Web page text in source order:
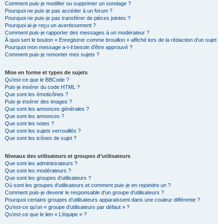
Comment puis-je modifier ou supprimer un sondage ?
Pourquoi ne puis-je pas accéder à un forum ?
Pourquoi ne puis-je pas transférer de pièces jointes ?
Pourquoi ai-je reçu un avertissement ?
Comment puis-je rapporter des messages à un modérateur ?
À quoi sert le bouton « Enregistrer comme brouillon » affiché lors de la rédaction d’un sujet
Pourquoi mon message a-t-il besoin d’être approuvé ?
Comment puis-je remonter mes sujets ?
Mise en forme et types de sujets
Qu’est-ce que le BBCode ?
Puis-je insérer du code HTML ?
Que sont les émoticônes ?
Puis-je insérer des images ?
Que sont les annonces générales ?
Que sont les annonces ?
Que sont les notes ?
Que sont les sujets verrouillés ?
Que sont les icônes de sujet ?
Niveaux des utilisateurs et groupes d’utilisateurs
Que sont les administrateurs ?
Que sont les modérateurs ?
Que sont les groupes d’utilisateurs ?
Où sont les groupes d’utilisateurs et comment puis-je en rejoindre un ?
Comment puis-je devenir le responsable d’un groupe d’utilisateurs ?
Pourquoi certains groupes d’utilisateurs apparaissent dans une couleur différente ?
Qu’est-ce qu’un « groupe d’utilisateurs par défaut » ?
Qu’est-ce que le lien « L’équipe » ?